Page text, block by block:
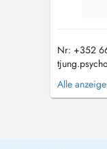
Nr: +352
à domicile
Online
Alle